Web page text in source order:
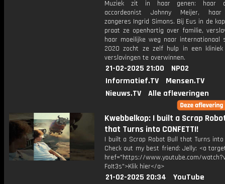
Muziek zit in haar genen: haar
accordeonist Johnny Meijer,
zangeres Ingrid Simons. Bij Eus in de
praat ze openhartig over familie,
haar moeilijke weg naar internationaal
2020 zocht ze zelf hulp in een
verslavingen te overwinnen.
21-02-2025 21:00
NPO2
Informatief.TV
Mensen.TV
Nieuws.TV
Alle afleveringen
Kwebbelkop: I built a Scrap
that Turns into CONFETTI!
I built a Scrap Robot Bull that Turns into
Check out my best friend: Jelly: <a
href="https://www.youtube.com/
FoIt3s">Klik hier</a>
21-02-2025 20:34
YouTube